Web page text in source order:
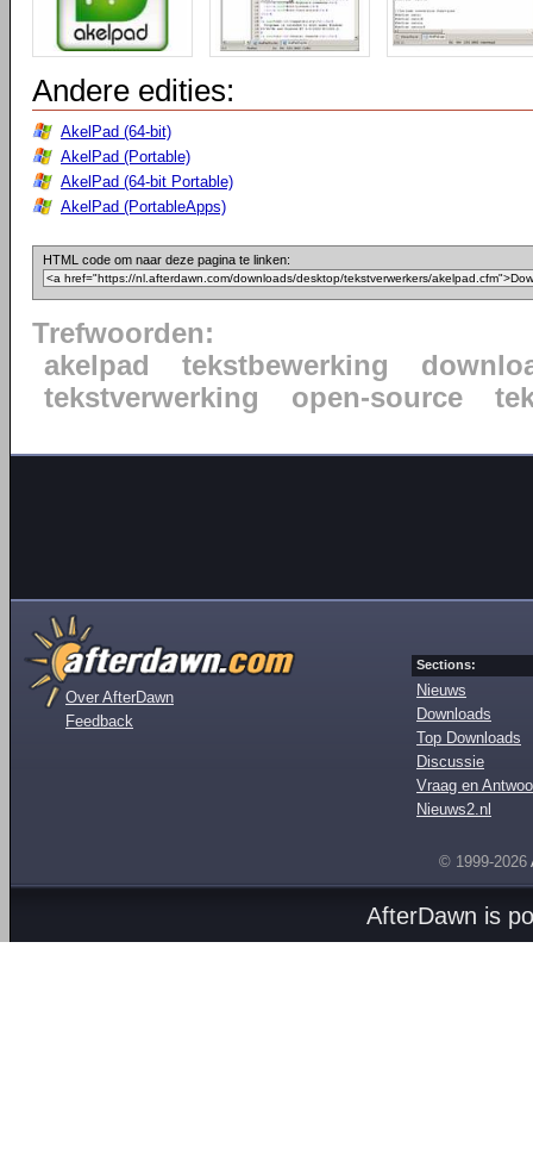
Andere edities:
AkelPad (64-bit)
AkelPad (Portable)
AkelPad (64-bit Portable)
AkelPad (PortableApps)
HTML code om naar deze pagina te linken:
Trefwoorden:
akelpad
tekstbewerking
tekstverwerking
open-source
Over AfterDawn
Feedback
Sections:
Nieuws
Downloads
Top Downloads
Discussie
Vraag en
Nieuws2.nl
© 1999-2026
AfterDawn is